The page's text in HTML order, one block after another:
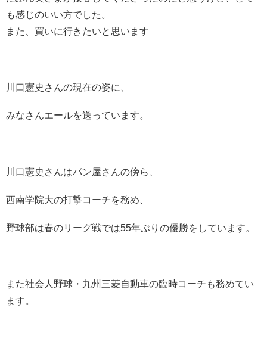
も感じのいい方でした。
また、買いに行きたいと思います
川口憲史さんの現在の姿に、
みなさんエールを送っています。
川口憲史さんはパン屋さんの傍ら、
西南学院大の打撃コーチを務め、
野球部は春のリーグ戦では55年ぶりの優勝をしています。
また社会人野球・九州三菱自動車の臨時コーチも務めてい
ます。